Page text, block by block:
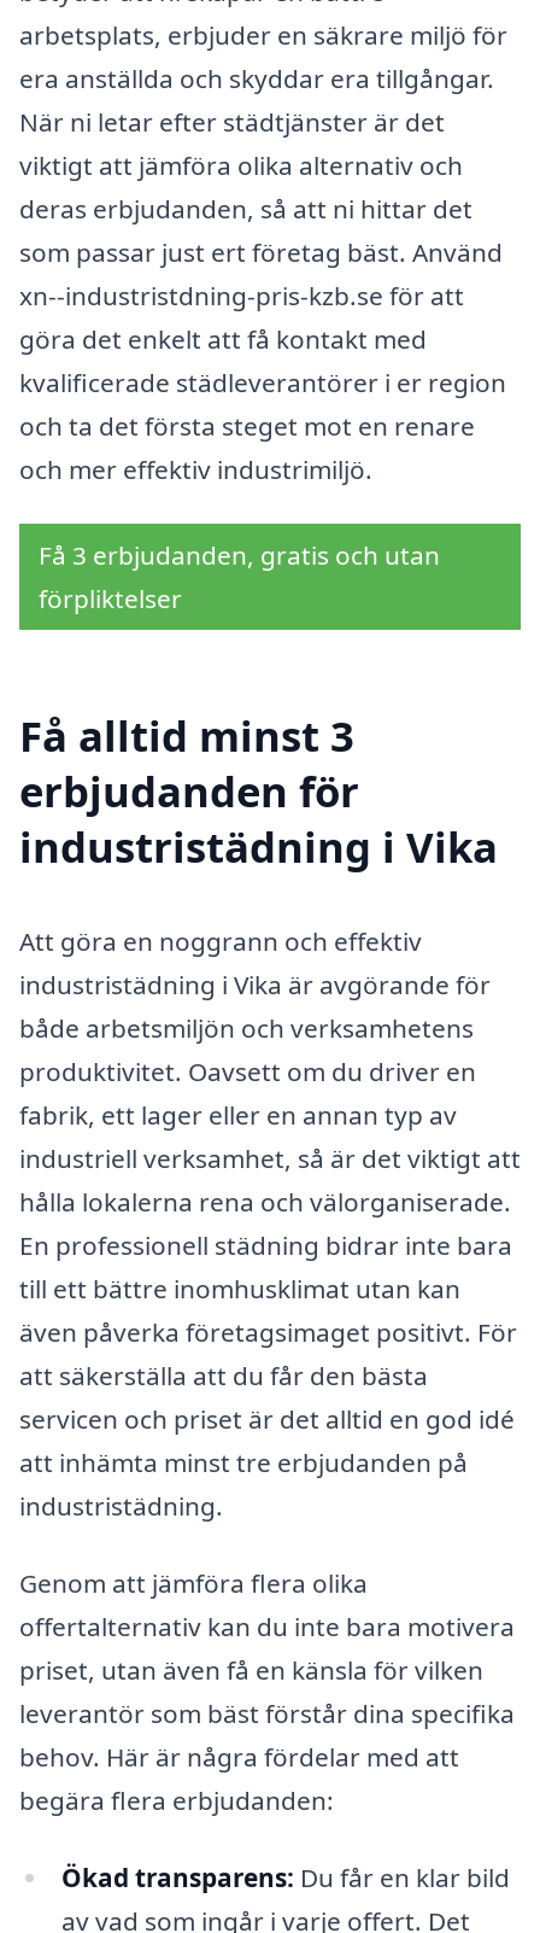
arbetsplats, erbjuder en säkrare miljö för
era anställda och skyddar era tillgångar.
När ni letar efter städtjänster är det
viktigt att jämföra olika alternativ och
deras erbjudanden, så att ni hittar det
som passar just ert företag bäst. Använd
xn--industristdning-pris-kzb.se för att
göra det enkelt att få kontakt med
kvalificerade städleverantörer i er region
och ta det första steget mot en renare
och mer effektiv industrimiljö.
Få 3 erbjudanden, gratis och utan
förpliktelser
Få alltid minst 3
erbjudanden för
industristädning i Vika
Att göra en noggrann och effektiv
industristädning i Vika är avgörande för
både arbetsmiljön och verksamhetens
produktivitet. Oavsett om du driver en
fabrik, ett lager eller en annan typ av
industriell verksamhet, så är det viktigt att
hålla lokalerna rena och välorganiserade.
En professionell städning bidrar inte bara
till ett bättre inomhusklimat utan kan
även påverka företagsimaget positivt. För
att säkerställa att du får den bästa
servicen och priset är det alltid en god idé
att inhämta minst tre erbjudanden på
industristädning.
Genom att jämföra flera olika
offertalternativ kan du inte bara motivera
priset, utan även få en känsla för vilken
leverantör som bäst förstår dina specifika
behov. Här är några fördelar med att
begära flera erbjudanden:
Ökad transparens: Du får en klar bild
av vad som ingår i varje offert. Det